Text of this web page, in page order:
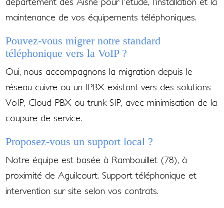
maintenance de vos équipements téléphoniques.
Pouvez-vous migrer notre standard
téléphonique vers la VoIP ?
Oui, nous accompagnons la migration depuis le
réseau cuivre ou un IPBX existant vers des solutions
VoIP, Cloud PBX ou trunk SIP, avec minimisation de la
coupure de service.
Proposez-vous un support local ?
Notre équipe est basée à Rambouillet (78), à
proximité de Aguilcourt. Support téléphonique et
intervention sur site selon vos contrats.